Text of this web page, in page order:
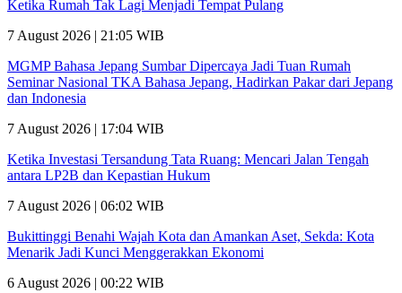
Ketika Rumah Tak Lagi Menjadi Tempat Pulang
7 August 2026 | 21:05 WIB
MGMP Bahasa Jepang Sumbar Dipercaya Jadi Tuan Rumah
Seminar Nasional TKA Bahasa Jepang, Hadirkan Pakar dari Jepang
dan Indonesia
7 August 2026 | 17:04 WIB
Ketika Investasi Tersandung Tata Ruang: Mencari Jalan Tengah
antara LP2B dan Kepastian Hukum
7 August 2026 | 06:02 WIB
Bukittinggi Benahi Wajah Kota dan Amankan Aset, Sekda: Kota
Menarik Jadi Kunci Menggerakkan Ekonomi
6 August 2026 | 00:22 WIB